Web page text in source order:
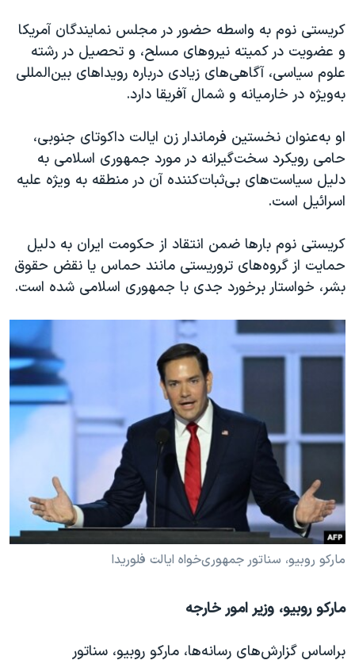
کریستی نوم به واسطه حضور در مجلس نمایندگان آمریکا
و عضویت در کمیته نیروهای مسلح، و تحصیل در رشته
علوم سیاسی، آگاهی‌های زیادی درباره رویداهای بین‌المللی
به‌ویژه در خارمیانه و شمال آفریقا دارد.
او به‌عنوان نخستین فرماندار زن ایالت داکوتای جنوبی،
حامی رویکرد سخت‌گیرانه در مورد جمهوری اسلامی به
دلیل سیاست‌های بی‌ثبات‌کننده آن در منطقه به ویژه علیه
اسرائیل است.
کریستی نوم بارها ضمن انتقاد از حکومت ایران به دلیل
حمایت از گروه‌های تروریستی مانند حماس یا نقض حقوق
بشر، خواستار برخورد جدی با جمهوری اسلامی شده است.
مارکو روبیو، سناتور جمهوری‌خواه ایالت فلوریدا
مارکو روبیو، وزیر امور خارجه
براساس گزارش‌های رسانه‌ها، مارکو روبیو، سناتور